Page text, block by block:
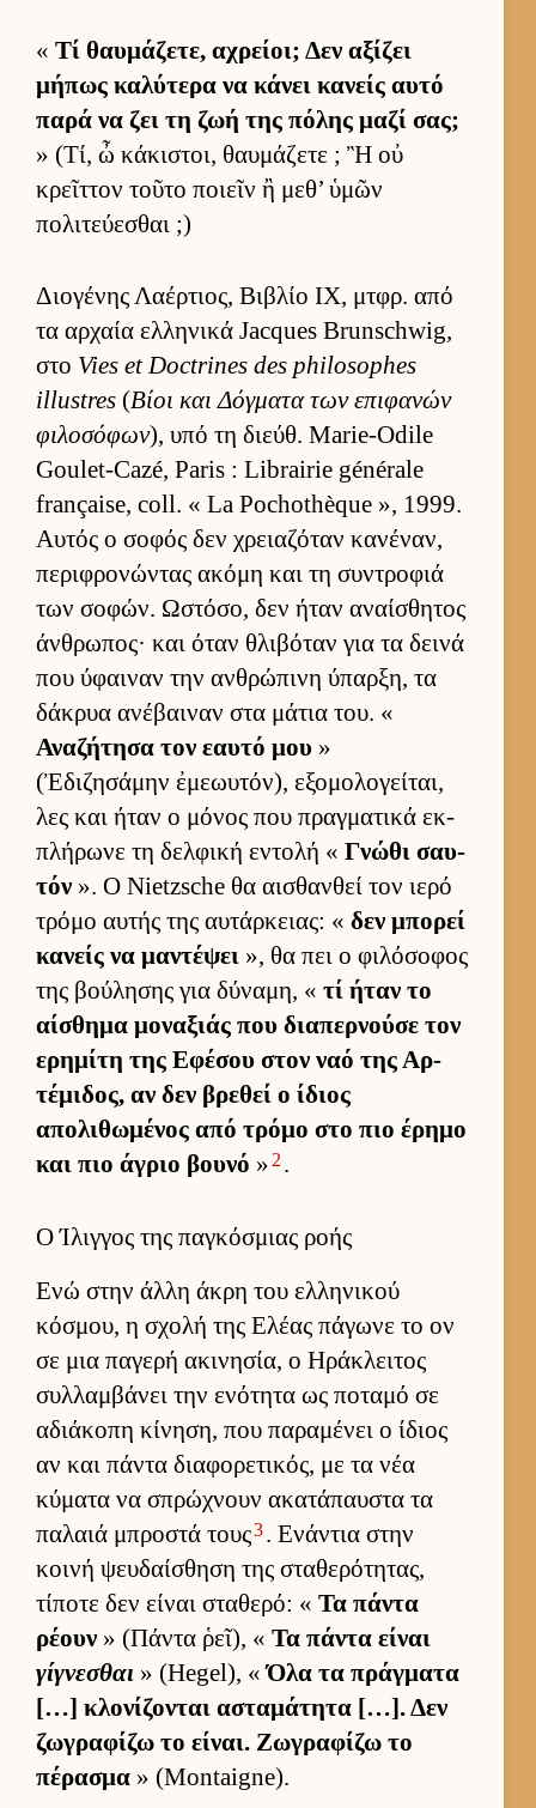
« Τί θαυ­μάζετε, αχρεί­οι; Δεν αξίζει
μήπως καλύτερα να κάνει κανείς αυτό
παρά να ζει τη ζωή της πόλης μαζί σας;
» (Τί, ὦ κάκιστοι, θαυ­μάζετε ; Ἢ οὐ
κρεῖτ­τον τοῦτο ποιεῖν ἢ μεθ’ ὑμῶν
πολιτεύ­εσθαι ;)
Διο­γένης Λαέρ­τιος, Βιβλίο IX, μτ­φρ. από
τα αρ­χαία ελ­ληνικά Jacques Brunschwig,
στο Vies et Doctrines des philosophes
illustres (Βίοι και Δόγ­ματα των επιφανών
φιλοσόφων), υπό τη διεύθ. Marie-Odile
Goulet-Cazé, Paris : Librairie générale
française, coll. « La Pochothèque », 1999.
Αυ­τός ο σοφός δεν χρεια­ζόταν κανέναν,
περιφρονώντας ακόμη και τη συντροφιά
των σοφών. Ωστόσο, δεν ήταν αναί­σθητος
άν­θρωπος· και όταν θλιβόταν για τα δεινά
που ύφαι­ναν την αν­θρώπινη ύπαρ­ξη, τα
δάκρυα ανέβαι­ναν στα μάτια του. «
Αναζήτησα τον εαυτό μου »
(Ἐδιζησάμην ἐμεωυτόν), εξομολογεί­ται,
λες και ήταν ο μόνος που πραγ­ματικά εκ­
πλήρωνε τη δελ­φική εντολή « Γνώθι σαυ­
τόν ». Ο Nietzsche θα αι­σθαν­θεί τον ιερό
τρόμο αυ­τής της αυ­τάρ­κειας: « δεν μπορεί
κανείς να μαντέψει », θα πει ο φιλόσοφος
της βού­λησης για δύναμη, « τί ήταν το
αί­σθημα μοναξιάς που δια­περ­νούσε τον
ερημίτη της Εφέσου στον ναό της Αρ­
τέμιδος, αν δεν βρεθεί ο ίδιος
απολιθωμένος από τρόμο στο πιο έρημο
και πιο άγριο βουνό » 2 .
Ο Ίλιγγος της παγκόσμιας ροής
Ενώ στην άλλη άκρη του ελ­ληνικού
κόσμου, η σχολή της Ελέας πάγωνε το ον
σε μια παγερή ακινησία, ο Ηράκλει­τος
συλ­λαμ­βάνει την ενότητα ως ποταμό σε
αδιάκοπη κίνηση, που παραμένει ο ίδιος
αν και πάντα δια­φορετικός, με τα νέα
κύματα να σπρώχνουν ακατάπαυ­στα τα
παλαιά μπροστά τους3. Ενάντια στην
κοινή ψευ­δαί­σθηση της σταθερότητας,
τίποτε δεν εί­ναι σταθερό: « Τα πάντα
ρέουν » (Πάντα ῥεῖ), « Τα πάντα εί­ναι
γίγνεσθαι » (Hegel), «Όλα τα πράγ­ματα
[…] κλονίζονται ασταμάτητα […]. Δεν
ζωγραφίζω το εί­ναι. Ζωγραφίζω το
πέρασμα » (Montaigne).